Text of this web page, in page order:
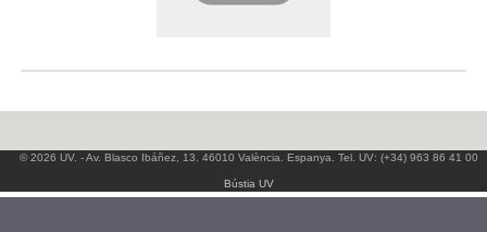
© 2026 UV. - Av. Blasco Ibáñez, 13. 46010 València. Espanya. Tel. UV: (+34) 963 86 41 00
Bústia UV